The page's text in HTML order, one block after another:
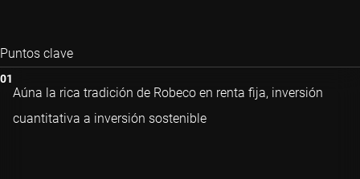
Puntos clave
Aúna la rica tradición de Robeco en renta fija, inversión
cuantitativa a inversión sostenible